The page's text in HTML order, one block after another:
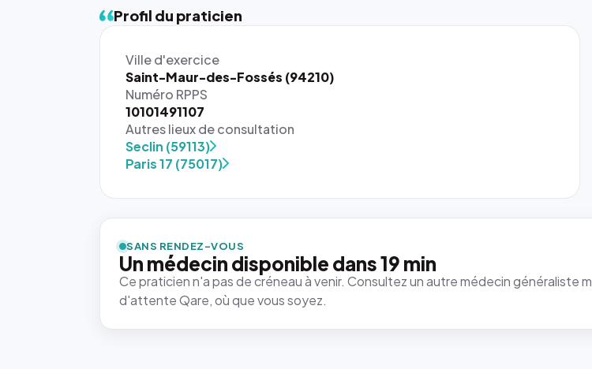
Profil du praticien
Ville d'exercice
Saint-Maur-des-Fossés (94210)
Numéro RPPS
10101491107
Autres lieux de consultation
Seclin (59113)
Paris 17 (75017)
SANS RENDEZ-VOUS
Un médecin disponible dans 19 min
Ce praticien n'a pas de créneau à venir. Consultez un autre médecin généraliste
d'attente Qare, où que vous soyez.